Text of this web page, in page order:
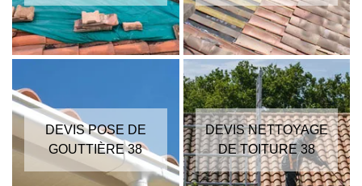
DEVIS POSE DE
GOUTTIÈRE 38
DEVIS NETTOYAGE
DE TOITURE 38